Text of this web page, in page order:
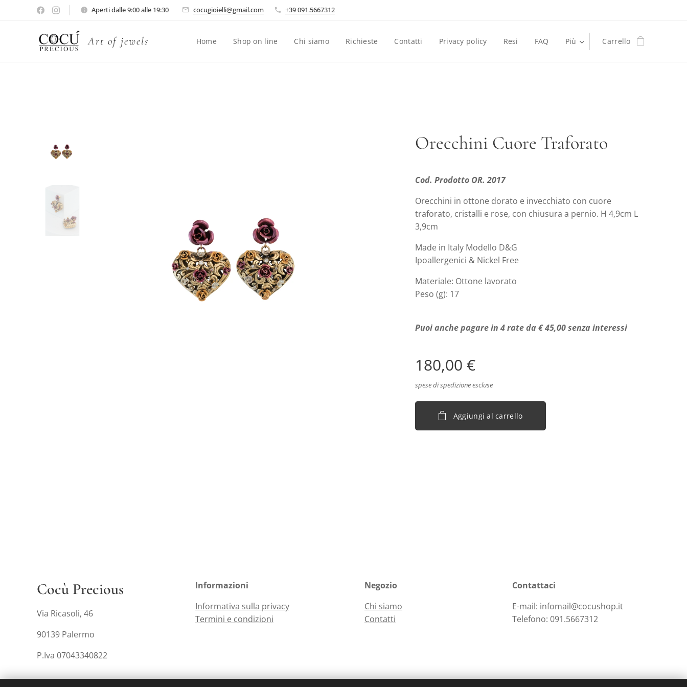
Aperti dalle 9:00 alle 19:30 cocugioielli@gmail.com +39 091.5667312
Art of jewels Home Shop on line Chi siamo Richieste Contatti Privacy policy Resi FAQ Più Carrello
Orecchini Cuore Traforato
Cod. Prodotto OR. 2017
Orecchini in ottone dorato e invecchiato con cuore
traforato, cristalli e rose, con chiusura a pernio. H 4,9cm L
3,9cm
Made in Italy Modello D&G
Ipoallergenici & Nickel Free
Materiale: Ottone lavorato
Peso (g): 17
Puoi anche pagare in 4 rate da € 45,00 senza interessi
180,00 €
spese di spedizione escluse
Aggiungi al carrello
Cocù Precious
Via Ricasoli, 46
90139 Palermo
P.Iva 07043340822
Informazioni
Informativa sulla privacy
Termini e condizioni
Negozio
Chi siamo
Contatti
Contattaci
E-mail: infomail@cocushop.it
Telefono: 091.5667312